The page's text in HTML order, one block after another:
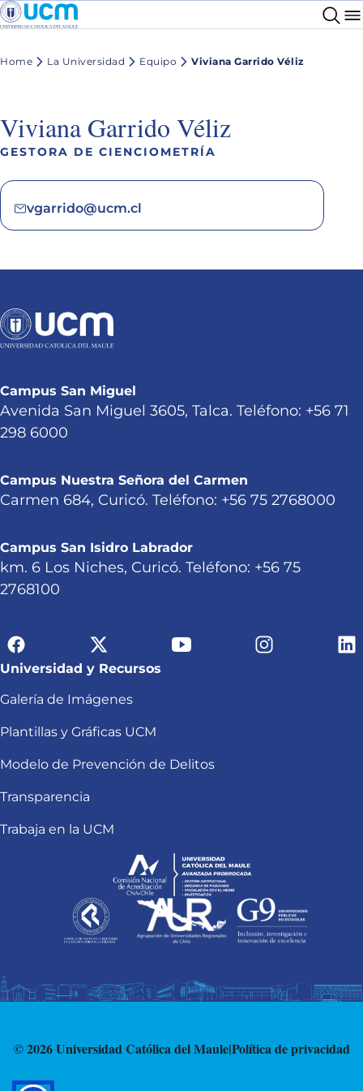
Home La Universidad Equipo Viviana Garrido Véliz
Viviana Garrido Véliz
GESTORA DE CIENCIOMETRÍA
vgarrido@ucm.cl
Campus San Miguel
Avenida San Miguel 3605, Talca. Teléfono: +56 71
298 6000
Campus Nuestra Señora del Carmen
Carmen 684, Curicó. Teléfono: +56 75 2768000
Campus San Isidro Labrador
km. 6 Los Niches, Curicó. Teléfono: +56 75
2768100
Universidad y Recursos
Galería de Imágenes
Plantillas y Gráficas UCM
Modelo de Prevención de Delitos
Transparencia
Trabaja en la UCM
© 2026 Universidad Católica del Maule|Política de privacidad